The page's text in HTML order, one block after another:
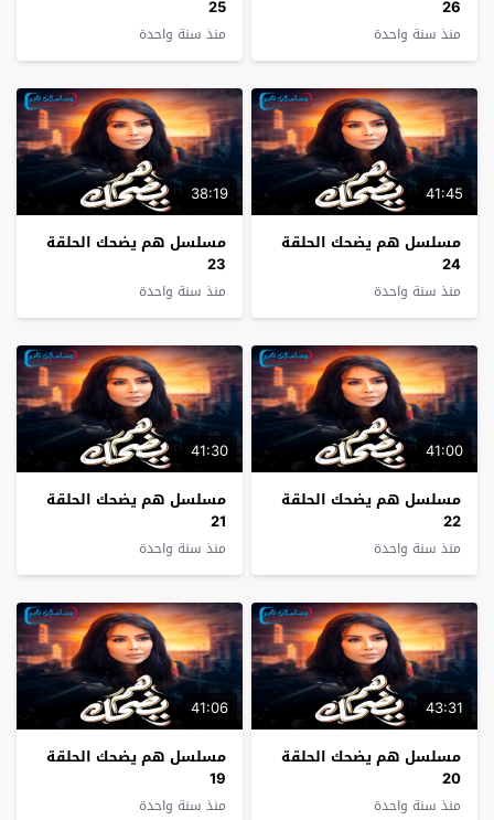
26
منذ سنة واحدة
25
منذ سنة واحدة
41:45
مسلسل هم يضحك الحلقة
24
منذ سنة واحدة
38:19
مسلسل هم يضحك الحلقة
23
منذ سنة واحدة
41:00
مسلسل هم يضحك الحلقة
22
منذ سنة واحدة
41:30
مسلسل هم يضحك الحلقة
21
منذ سنة واحدة
43:31
مسلسل هم يضحك الحلقة
20
منذ سنة واحدة
41:06
مسلسل هم يضحك الحلقة
19
منذ سنة واحدة